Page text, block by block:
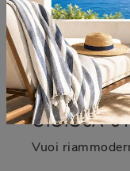
GIOIOSA 01